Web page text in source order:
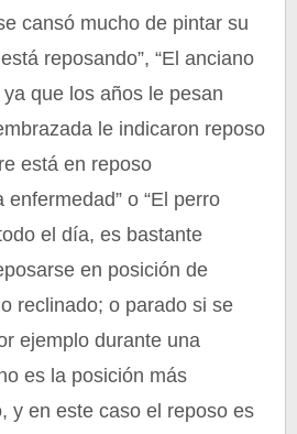
cansó mucho de pintar su
reposando”, “El anciano
que los años le pesan
le indicaron reposo
está en reposo
o “El perro
el día, es bastante
en posición de
reclinado; o parado si se
ejemplo durante una
es la posición más
y en este caso el reposo es